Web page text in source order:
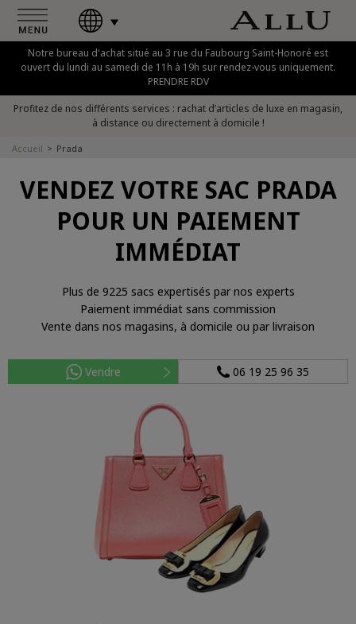
Notre bureau d'achat situé au 3 rue du Faubourg Saint-Honoré est
ouvert du lundi au samedi de 11h à 19h sur rendez-vous uniquement.
PRENDRE RDV
Profitez de nos différents services : rachat d’articles de luxe en magasin,
à distance ou directement à domicile !
Accueil Prada
VENDEZ VOTRE SAC PRADA
POUR UN PAIEMENT
IMMÉDIAT
Plus de 9225 sacs expertisés par nos experts
Paiement immédiat sans commission
Vente dans nos magasins, à domicile ou par livraison
Vendre 06 19 25 96 35